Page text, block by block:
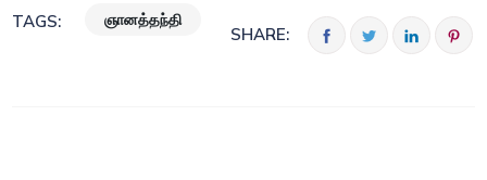
TAGS: ஞானத்தந்தி
SHARE: